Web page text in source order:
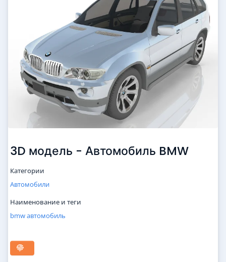
3D модель - Автомобиль BMW
Категории
Автомобили
Наименование и теги
bmwавтомобиль